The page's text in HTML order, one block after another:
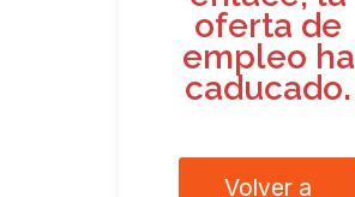
oferta de
empleo ha
caducado.
Volver a